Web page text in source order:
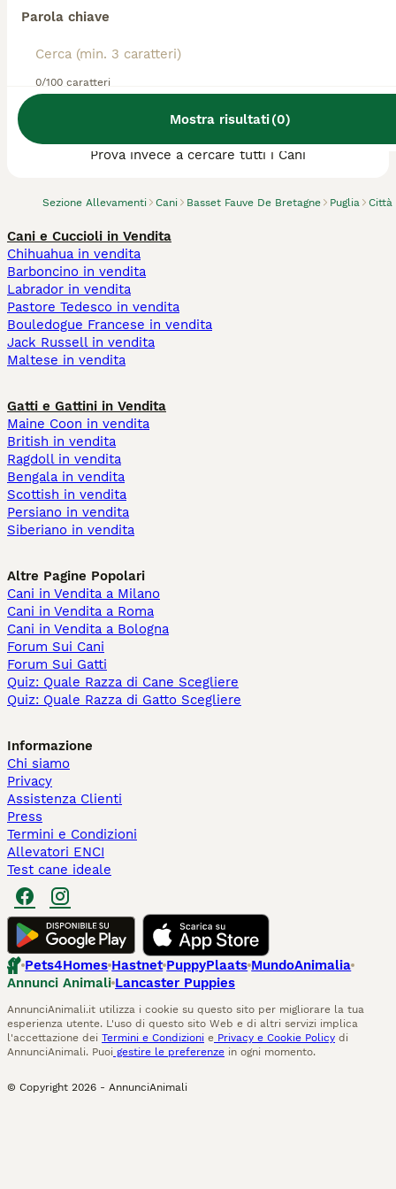
Parola chiave
0/100 caratteri
Mostra risultati(0)
Sezione Allevamenti Cani Basset Fauve De Bretagne Puglia Città
Abbiamo trovato 0 Allevamento di Basset
Prova invece a cercare tutti i Cani
Cani e Cuccioli in Vendita
Chihuahua in vendita
Barboncino in vendita
Labrador in vendita
Pastore Tedesco in vendita
Bouledogue Francese in vendita
Jack Russell in vendita
Maltese in vendita
Gatti e Gattini in Vendita
Maine Coon in vendita
British in vendita
Ragdoll in vendita
Bengala in vendita
Scottish in vendita
Persiano in vendita
Siberiano in vendita
Altre Pagine Popolari
Cani in Vendita a Milano
Cani in Vendita a Roma
Cani in Vendita a Bologna
Forum Sui Cani
Forum Sui Gatti
Quiz: Quale Razza di Cane Scegliere
Quiz: Quale Razza di Gatto Scegliere
Informazione
Chi siamo
Privacy
Assistenza Clienti
Press
Termini e Condizioni
Allevatori ENCI
Test cane ideale
Pets4Homes Hastnet PuppyPlaats MundoAnimalia
Annunci Animali Lancaster Puppies
AnnunciAnimali.it utilizza i cookie su questo sito per migliorare la tua
esperienza utente. L'uso di questo sito Web e di altri servizi implica
l'accettazione dei Termini e Condizioni e Privacy e Cookie Policy di
AnnunciAnimali. Puoi gestire le preferenze in ogni momento.
© Copyright 2026 - AnnunciAnimali